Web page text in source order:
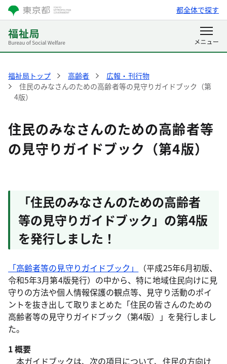
都全体で探す
福祉局トップ 高齢者
広報・刊行物
住民のみなさんのための高齢者等の見守りガイドブック（第
4版）
住民のみなさんのための高齢者等
の見守りガイドブック（第4版）
「住民のみなさんのための高齢者
等の見守りガイドブック」の第4版
を発行しました！
「高齢者等の見守りガイドブック」
（平成25年6月初版、
令和5年3月第4版発行）の中から、特に地域住民向けに見
守りの方法や個人情報保護の観点等、見守り活動のポイ
ントを抜き出して取りまとめた「住民の皆さんのための
高齢者等の見守りガイドブック（第4版）」を発行しまし
た。
1 概要
本ガイドブックは、次の項目について、住民の方向け